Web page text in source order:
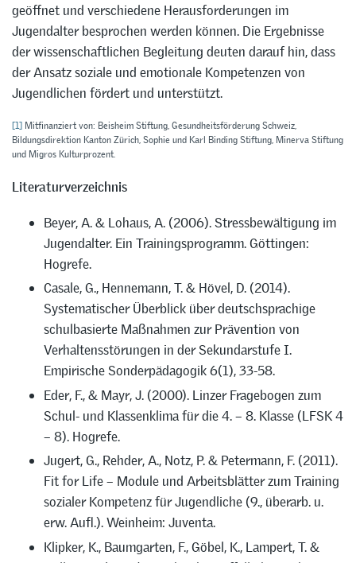
geöffnet und verschiedene Herausforderungen im
Jugendalter besprochen werden können. Die Ergebnisse
der wissenschaftlichen Begleitung deuten darauf hin, dass
der Ansatz soziale und emotionale Kompetenzen von
Jugendlichen fördert und unterstützt.
[1] Mitfinanziert von: Beisheim Stiftung, Gesundheitsförderung Schweiz,
Bildungsdirektion Kanton Zürich, Sophie und Karl Binding Stiftung, Minerva Stiftung
und Migros Kulturprozent.
Literaturverzeichnis
Beyer, A. & Lohaus, A. (2006). Stressbewältigung im
Jugendalter. Ein Trainingsprogramm. Göttingen:
Hogrefe.
Casale, G., Hennemann, T. & Hövel, D. (2014).
Systematischer Überblick über deutschsprachige
schulbasierte Maßnahmen zur Prävention von
Verhaltensstörungen in der Sekundarstufe I.
Empirische Sonderpädagogik 6(1), 33-58.
Eder, F., & Mayr, J. (2000). Linzer Fragebogen zum
Schul- und Klassenklima für die 4. – 8. Klasse (LFSK 4
– 8). Hogrefe.
Jugert, G., Rehder, A., Notz, P. & Petermann, F. (2011).
Fit for Life – Module und Arbeitsblätter zum Training
sozialer Kompetenz für Jugendliche (9., überarb. u.
erw. Aufl.). Weinheim: Juventa.
Klipker, K., Baumgarten, F., Göbel, K., Lampert, T. &